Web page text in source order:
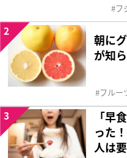
フ
朝に
が知
2
フルー
「早
った
人は
3